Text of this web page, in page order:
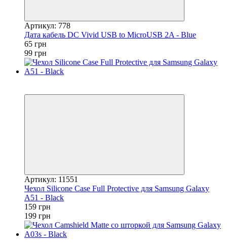
Артикул: 778
Дата кабель DC Vivid USB to MicroUSB 2A - Blue
65 грн
99 грн
Артикул: 11551
Чехол Silicone Case Full Protective для Samsung Galaxy
A51 - Black
159 грн
199 грн